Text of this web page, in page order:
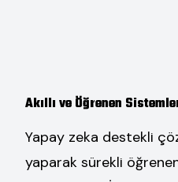
Akıllı ve Öğrenen
Yapay zeka destekli
yaparak sürekli